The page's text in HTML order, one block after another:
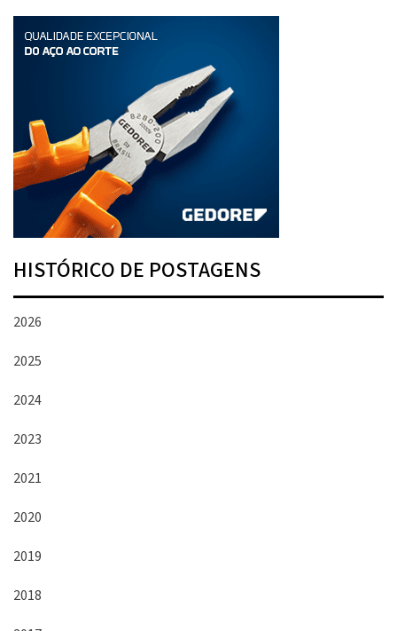
HISTÓRICO DE POSTAGENS
2026
2025
2024
2023
2021
2020
2019
2018